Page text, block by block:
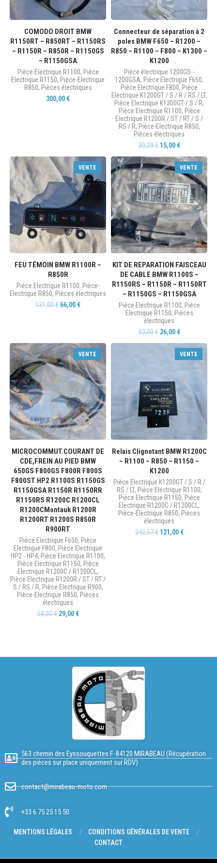
COMODO DROIT BMW
R1150RT – R850RT – R1150RS
– R1150R – R850R – R1150GS
– R1150GSA
Pièce Electrique R1100, Pièce
Electrique R1150, Pièce-Electrique
R850, Pièces électriques
300,00 €
Connecteur de séparation à 2
poles BMW F650 – R1200 –
R850 – R1100 – F800 – K1300 –
K1200
Pièce électrique 1200GS -
1200GSA, Pièce Electrique F650,
Pièce Electrique F800, Pièce
Electrique K1200GT / S / R / RS / LT,
Pièce Electrique K1300GT / S / R,
Pièce Electrique R1100, Pièce
Electrique R1200R / ST / RT / S /
RS / R, Pièce-Electrique R850,
Pièces électriques
30,29€ 15,00 €
VENTE
FEU TÉMOIN BMW R1100R –
R850R
Pièce Electrique R1100, Pièce-
Electrique R850, Pièces électriques
131,00€ 66,00 €
VENTE
KIT DE REPARATION FAISCEAU
DE CABLE BMW R1100S –
R1150RS – R1150R – R1150RT
– R1150GS – R1150GSA
Pièce Electrique R1100, Pièce
Electrique R1150, Pièces
électriques
52,00€ 26,00 €
VENTE
MICROCOMMUT.COURANT DE
CDE,FREIN AU PIED BMW
650GS F800GS F800R F800S
F800ST HP2 R1100S R1150GS
R1150GSA R1150R R1150RR
R1150RS R1200C R1200CL
R1200CMontauk R1200R
R1200RT R1200S R850R
R900RT
Pièce Electrique F650, Pièce
Electrique F800, Pièce Electrique
HP2 - HP4, Pièce Electrique R1100,
Pièce Electrique R1150, Pièce
Electrique R1200C / R1200CL ,
Pièce Electrique R1200R / ST / RT /
S / RS / R, Pièce Electrique R900,
Pièce-Electrique R850, Pièces
électriques
58,00€ 29,00 €
VENTE
Relais Clignotant BMW R1200C
– R1100 – R850 – R1150 –
K1200
Pièce Electrique K1200GT / S / R /
RS / LT, Pièce Electrique R1100,
Pièce Electrique R1150, Pièce
Electrique R1200C / R1200CL ,
Pièce-Electrique R850, Pièces
électriques
242,57€ 121,00 €
563 chemin des Eyssouquettes F-84120 MIRABEAU (Récupération
des pièces sur place uniquement sur RDV)
contact@mirabeau-moto.com
+33 6 75 25 15 50
MENTIONS LÉGALES
CONDITIONS GÉNÉRALES DE VENTE
CONTACT